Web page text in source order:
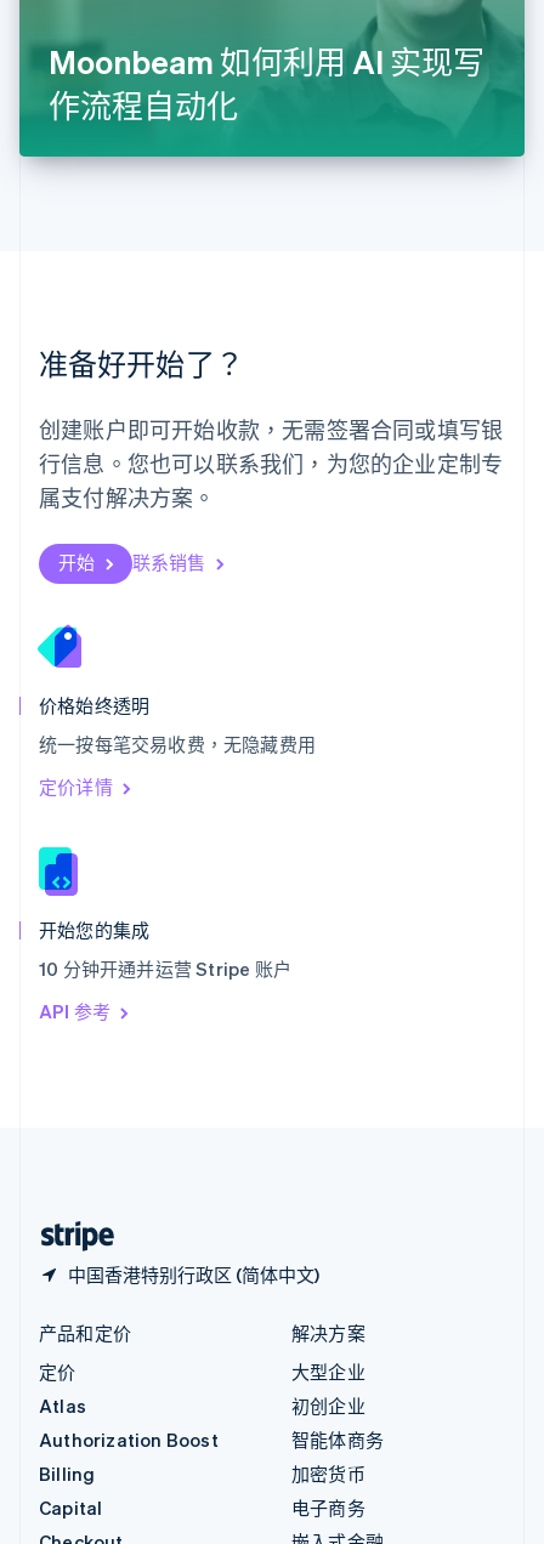
Moonbeam 如何利用 AI 实现写
作流程自动化
准备好开始了？
创建账户即可开始收款，无需签署合同或填写银
行信息。您也可以联系我们，为您的企业定制专
属支付解决方案。
开始 联系销售
价格始终透明
统一按每笔交易收费，无隐藏费用
定价详情
开始您的集成
10 分钟开通并运营 Stripe 账户
API 参考
中国香港特别行政区 (简体中文)
马尔他
English
马来西亚
美国
日本
日本語English
SvenskaEnglish
瑞士
DeutschFrançais ItalianoEnglish
塞浦路斯
斯洛伐克
English
English
泰国
ไทย
希腊
English
西班牙
Español
新加坡
新西兰
匈牙利
English
ItalianoEnglish
印度
English
产品和定价
定价
Atlas
Authorization Boost
Billing
Capital
解决方案
大型企业
初创企业
智能体商务
加密货币
电子商务